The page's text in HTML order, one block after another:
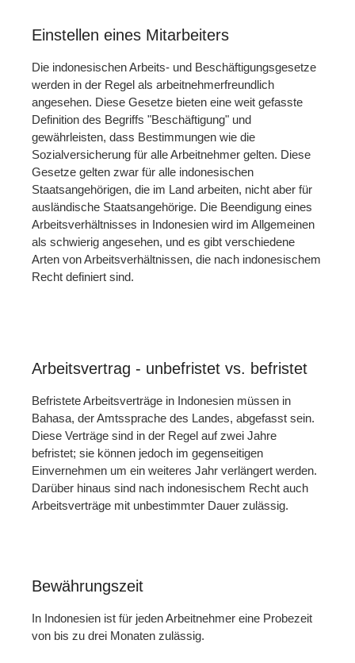
Einstellen eines Mitarbeiters
Die indonesischen Arbeits- und Beschäftigungsgesetze
werden in der Regel als arbeitnehmerfreundlich
angesehen. Diese Gesetze bieten eine weit gefasste
Definition des Begriffs "Beschäftigung" und
gewährleisten, dass Bestimmungen wie die
Sozialversicherung für alle Arbeitnehmer gelten. Diese
Gesetze gelten zwar für alle indonesischen
Staatsangehörigen, die im Land arbeiten, nicht aber für
ausländische Staatsangehörige. Die Beendigung eines
Arbeitsverhältnisses in Indonesien wird im Allgemeinen
als schwierig angesehen, und es gibt verschiedene
Arten von Arbeitsverhältnissen, die nach indonesischem
Recht definiert sind.
Arbeitsvertrag - unbefristet vs. befristet
Befristete Arbeitsverträge in Indonesien müssen in
Bahasa, der Amtssprache des Landes, abgefasst sein.
Diese Verträge sind in der Regel auf zwei Jahre
befristet; sie können jedoch im gegenseitigen
Einvernehmen um ein weiteres Jahr verlängert werden.
Darüber hinaus sind nach indonesischem Recht auch
Arbeitsverträge mit unbestimmter Dauer zulässig.
Bewährungszeit
In Indonesien ist für jeden Arbeitnehmer eine Probezeit
von bis zu drei Monaten zulässig.